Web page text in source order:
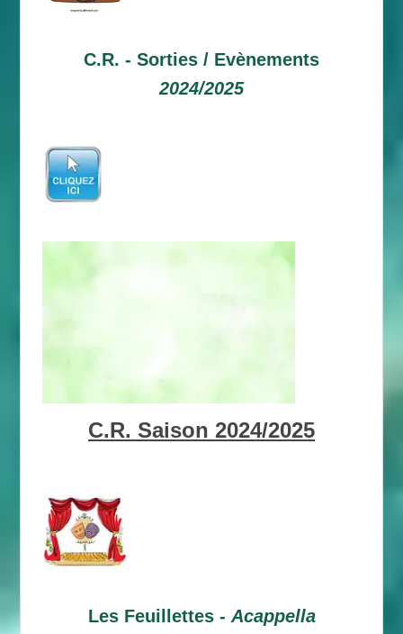
C.R. - Sorties / Evènements
2024/2025
C.R. Saison 2024/2025
Les Feuillettes - Acappella